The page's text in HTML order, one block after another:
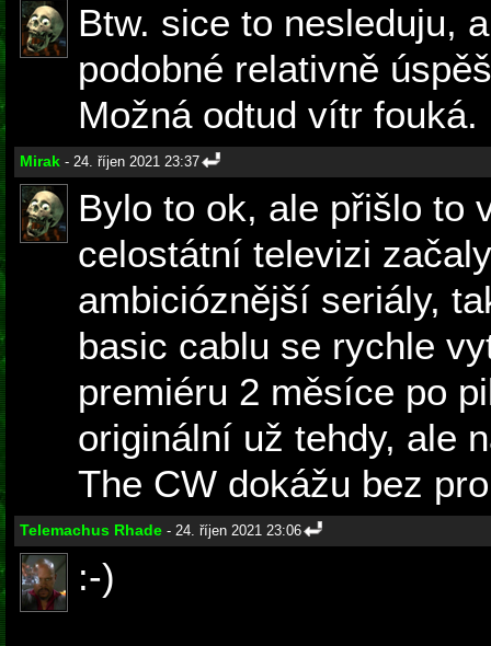
Btw. sice to nesleduju,
podobné relativně
Možná odtud vítr fouká.
Mirak - 24. říjen 2021 23:37
Bylo to ok, ale přišlo to
celostátní televizi
ambicióznější seriály,
basic cablu se rychle
premiéru 2 měsíce po
originální už tehdy, ale
The CW dokážu bez
Telemachus Rhade - 24. říjen 2021 23:06
:-)